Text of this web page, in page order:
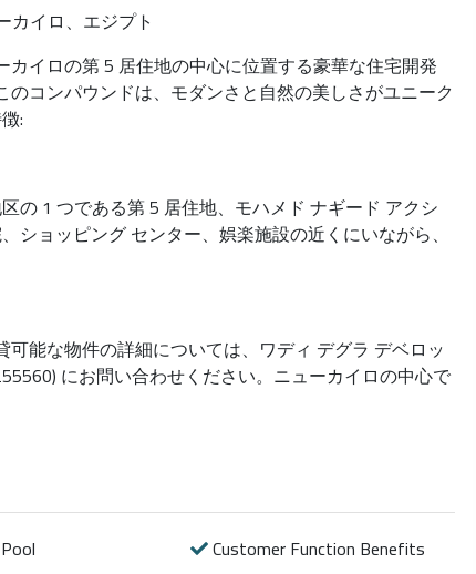
カイロ、エジプト
イロの第 5 居住地の中心に位置する豪華な住宅開発
コンパウンドは、モダンさと自然の美しさがユニーク
:
の 1 つである第 5 居住地、モハメド ナギード アクシ
ョッピング センター、娯楽施設の近くにいながら、
能な物件の詳細については、ワディ デグラ デベロッ
にお問い合わせください。ニューカイロの中心で
Customer Function Benefits